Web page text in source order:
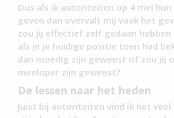
Dus als ik autoriteiten op 4 mei
geven dan overvalt mij vaak het
zou jij effectief zelf gedaan hebben
als je je huidige positie toen had
dan moedig zijn geweest of zou jij
meeloper zijn geweest?
De lessen naar het heden
Juist bij autoriteiten vind ik het veel